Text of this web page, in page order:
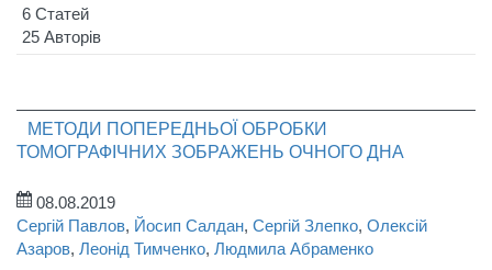
6 Статей
25 Авторів
МЕТОДИ ПОПЕРЕДНЬОЇ ОБРОБКИ
ТОМОГРАФІЧНИХ ЗОБРАЖЕНЬ ОЧНОГО ДНА
08.08.2019
Сергій Павлов, Йосип Салдан, Сергій Злепко, Олексій
Азаров, Леонід Тимченко, Людмила Абраменко